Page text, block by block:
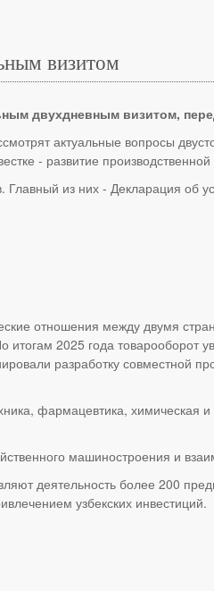
визитом
двухдневным визитом,
актуальные вопросы
- развитие
из них - Декларация об
отношения между двумя
2025 года товарооборот
разработку совместной
фармацевтика, химическая и
машиностроения и
деятельность более 200
узбекских инвестиций.